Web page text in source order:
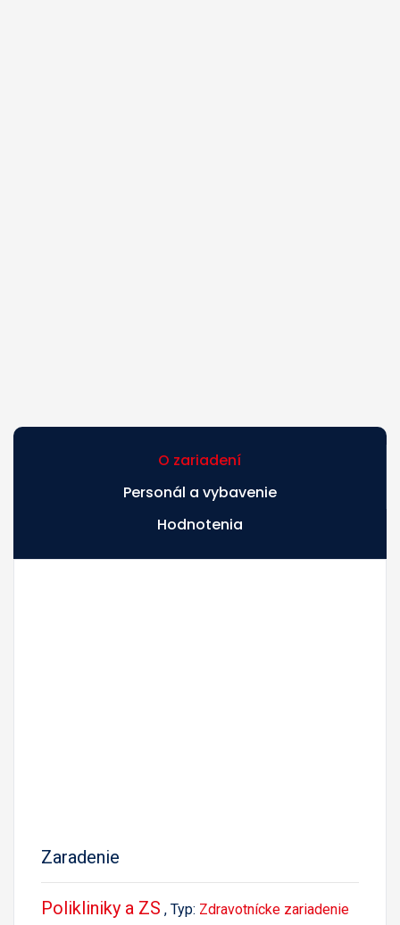
O zariadení
Personál a vybavenie
Hodnotenia
Zaradenie
Polikliniky a ZS , Typ: Zdravotnícke zariadenie